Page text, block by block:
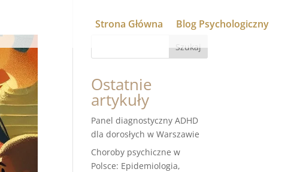
Strona Główna Blog Psychologiczny
Szukaj
Ostatnie
artykuły
Panel diagnostyczny ADHD
dla dorosłych w Warszawie
Choroby psychiczne w
Polsce: Epidemiologia,